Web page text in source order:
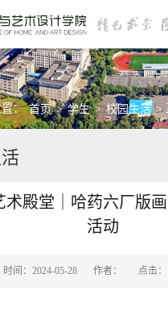
置：首页 > 学生 > 校园生活 >
术殿堂｜哈药六厂版
活动
时间：2024-05-28 作者： 点击：